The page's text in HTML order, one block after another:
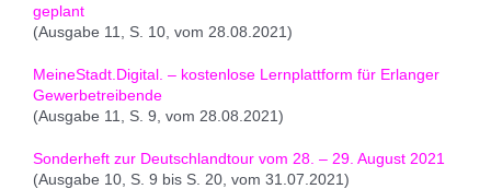
geplant
(Ausgabe 11, S. 10, vom 28.08.2021)
MeineStadt.Digital. – kostenlose Lernplattform für Erlanger
Gewerbetreibende
(Ausgabe 11, S. 9, vom 28.08.2021)
Sonderheft zur Deutschlandtour vom 28. – 29. August 2021
(Ausgabe 10, S. 9 bis S. 20, vom 31.07.2021)